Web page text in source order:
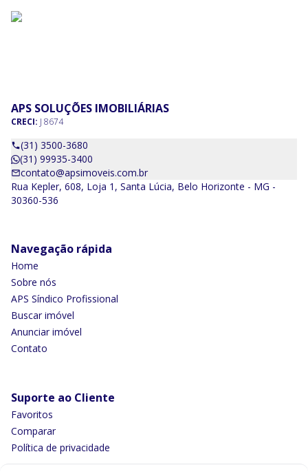
APS SOLUÇÕES IMOBILIÁRIAS
CRECI: J 8674
(31) 3500-3680
(31) 99935-3400
contato@apsimoveis.com.br
Rua Kepler, 608, Loja 1, Santa Lúcia, Belo Horizonte - MG -
30360-536
Navegação rápida
Home
Sobre nós
APS Síndico Profissional
Buscar imóvel
Anunciar imóvel
Contato
Suporte ao Cliente
Favoritos
Comparar
Política de privacidade